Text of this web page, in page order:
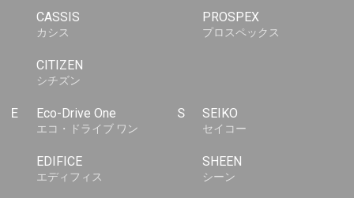
CASSIS
カシス
CITIZEN
シチズン
E Eco-Drive One
エコ・ドライブ ワン
EDIFICE
エディフィス
PROSPEX
プロスペックス
S SEIKO
セイコー
SHEEN
シーン